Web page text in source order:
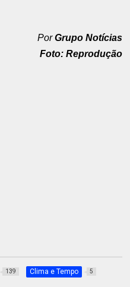
PorGrupo Notícias
Foto: Reprodução
139 Clima e Tempo 5